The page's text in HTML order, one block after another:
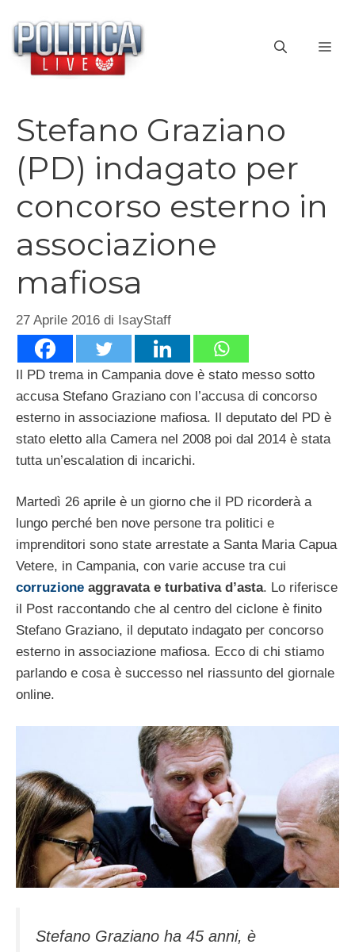
contenuto
Stefano Graziano
(PD) indagato per
concorso esterno in
associazione
mafiosa
27 Aprile 2016 di IsayStaff
Il PD trema in Campania dove è stato messo sotto
accusa Stefano Graziano con l’accusa di concorso
esterno in associazione mafiosa. Il deputato del PD è
stato eletto alla Camera nel 2008 poi dal 2014 è stata
tutta un’escalation di incarichi.
Martedì 26 aprile è un giorno che il PD ricorderà a
lungo perché ben nove persone tra politici e
imprenditori sono state arrestate a Santa Maria Capua
Vetere, in Campania, con varie accuse tra cui
corruzione aggravata e turbativa d’asta. Lo riferisce
il Post raccontando che al centro del ciclone è finito
Stefano Graziano, il deputato indagato per concorso
esterno in associazione mafiosa. Ecco di chi stiamo
parlando e cosa è successo nel riassunto del giornale
online.
Stefano Graziano ha 45 anni, è